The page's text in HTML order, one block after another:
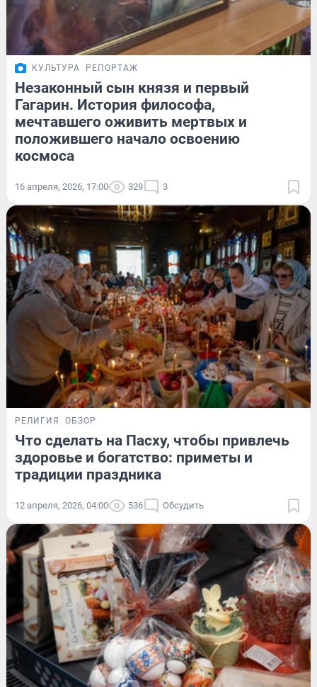
КУЛЬТУРА РЕПОРТАЖ
Незаконный сын князя и первый
Гагарин. История философа,
мечтавшего оживить мертвых и
положившего начало освоению
космоса
16 апреля, 2026, 17:00 329 3
РЕЛИГИЯ ОБЗОР
Что сделать на Пасху, чтобы привлечь
здоровье и богатство: приметы и
традиции праздника
12 апреля, 2026, 04:00 536 Обсудить